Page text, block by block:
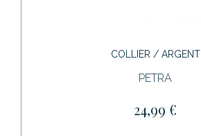
COLLIER / ARGENT
PETRA
24,99 €